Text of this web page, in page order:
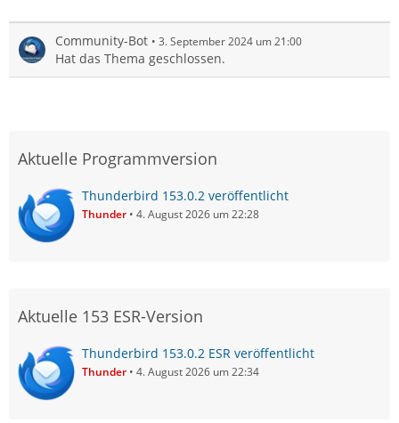
Community-Bot 3. September 2024 um 21:00
Hat das Thema geschlossen.
Aktuelle Programmversion
Thunderbird 153.0.2 veröffentlicht
Thunder 4. August 2026 um 22:28
Aktuelle 153 ESR-Version
Thunderbird 153.0.2 ESR veröffentlicht
Thunder 4. August 2026 um 22:34